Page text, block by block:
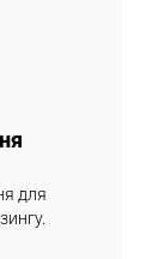
для